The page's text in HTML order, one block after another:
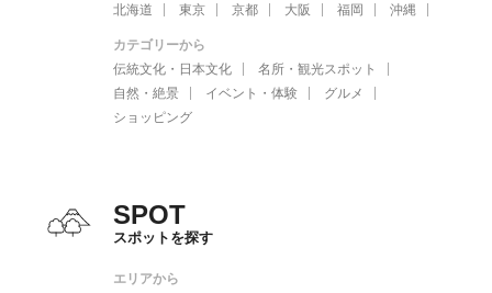
北海道
東京 京都 大阪 福岡 沖縄
カテゴリーから
伝統文化・日本文化
名所・観光スポット
自然・絶景
イベント・体験
グルメ
ショッピング
SPOT
スポットを探す
エリアから